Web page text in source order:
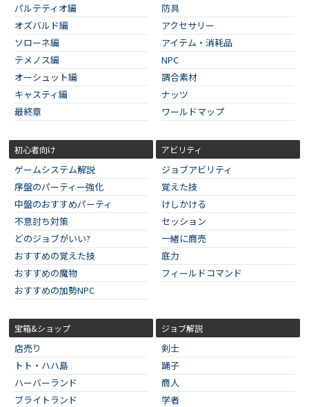
パルテティオ編
オズバルド編
ソローネ編
テメノス編
オーシュット編
キャスティ編
最終章
防具
アクセサリー
アイテム・消耗品
NPC
調合素材
ナッツ
ワールドマップ
初心者向け
ゲームシステム解説
序盤のパーティー強化
中盤のおすすめパーティ
不意討ち対策
どのジョブがいい?
おすすめの覚えた技
おすすめの魔物
おすすめの加勢NPC
アビリティ
ジョブアビリティ
覚えた技
けしかける
セッション
一緒に商売
底力
フィールドコマンド
宝箱&ショップ
店売り
トト・ハハ島
ハーバーランド
ブライトランド
ジョブ解説
剣士
踊子
商人
学者